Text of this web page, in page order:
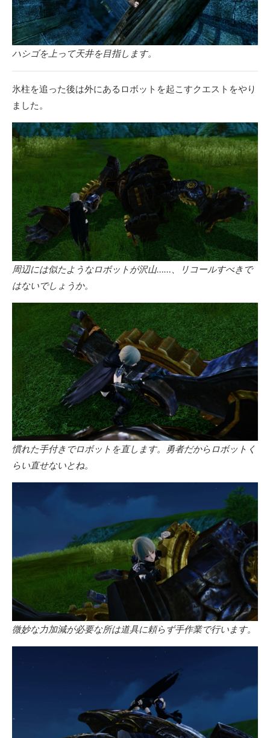
ハシゴを上って天井を目指します。
氷柱を追った後は外にあるロボットを起こすクエストをやり
ました。
周辺には似たようなロボットが沢山……、リコールすべきで
はないでしょうか。
慣れた手付きでロボットを直します。勇者だからロボットく
らい直せないとね。
微妙な力加減が必要な所は道具に頼らず手作業で行います。